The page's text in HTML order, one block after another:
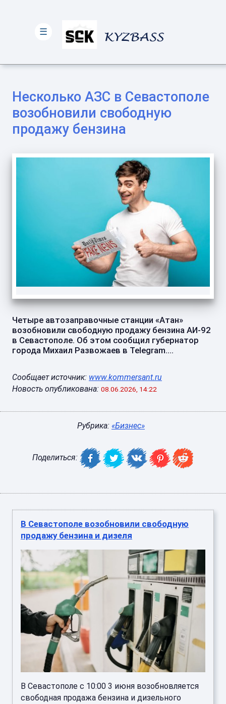
Несколько АЗС в Севастополе
возобновили свободную
продажу бензина
Четыре автозаправочные станции «Атан»
возобновили свободную продажу бензина АИ-92
в Севастополе. Об этом сообщил губернатор
города Михаил Развожаев в Telegram....
Сообщает источник: www.kommersant.ru
Новость опубликована: 08.06.2026, 14:22
Рубрика: «Бизнес»
Поделиться:
В Севастополе возобновили свободную
продажу бензина и дизеля
В Севастополе с 10:00 3 июня возобновляется
свободная продажа бензина и дизельного
☰